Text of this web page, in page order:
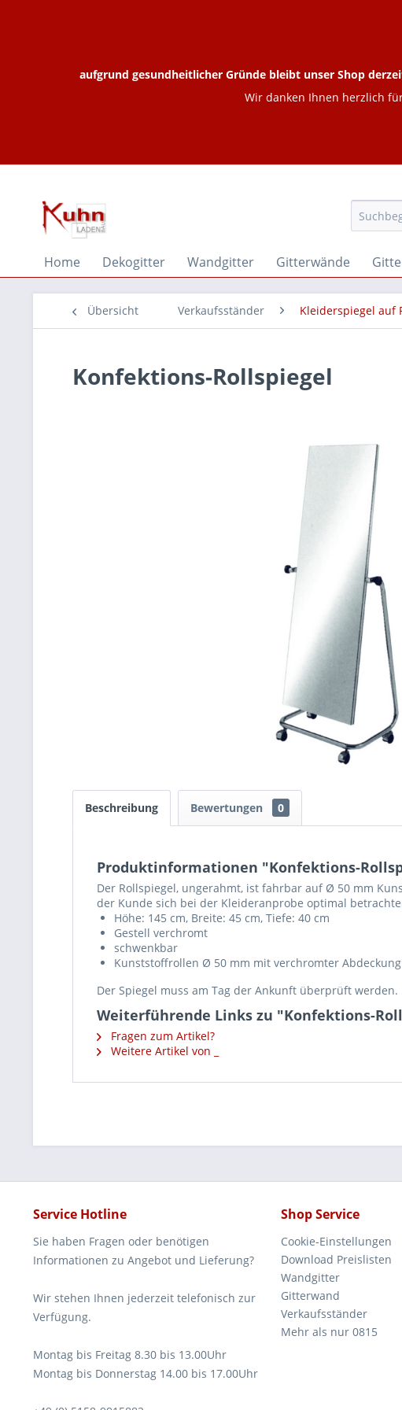
Home Dekogitter Wandgitter Gitterwände
Übersicht Verkaufsständer Kleiderspiegel auf
Konfektions-Rollspiegel
Beschreibung Bewertungen 0
Produktinformationen "Konfektions-
Der Rollspiegel, ungerahmt, ist fahrbar auf Ø 50 mm
der Kunde sich bei der Kleideranprobe optimal
Höhe: 145 cm, Breite: 45 cm, Tiefe: 40 cm
Gestell verchromt
schwenkbar
Kunststoffrollen Ø 50 mm mit verchromter Abdeckung
Der Spiegel muss am Tag der Ankunft überprüft werden.
Weiterführende Links zu "Konfektions-
Fragen zum Artikel?
Weitere Artikel von _
aufgrund gesundheitlicher Gründe bleibt unser Shop
Wir danken Ihnen herzlich
Service Hotline
Sie haben Fragen oder benötigen
Informationen zu Angebot und Lieferung?
Wir stehen Ihnen jederzeit telefonisch zur
Verfügung.
Montag bis Freitag 8.30 bis 13.00Uhr
Montag bis Donnerstag 14.00 bis 17.00Uhr
Shop Service
Cookie-Einstellungen
Download Preislisten
Wandgitter
Gitterwand
Verkaufsständer
Mehr als nur 0815